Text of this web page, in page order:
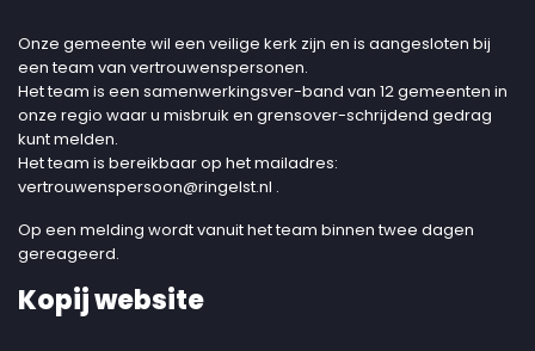
Onze gemeente wil een veilige kerk zijn en is aangesloten bij
een team van vertrouwenspersonen.
Het team is een samenwerkingsver-band van 12 gemeenten in
onze regio waar u misbruik en grensover-schrijdend gedrag
kunt melden.
Het team is bereikbaar op het mailadres:
vertrouwenspersoon@ringelst.nl .
Op een melding wordt vanuit het team binnen twee dagen
gereageerd.
Kopij website